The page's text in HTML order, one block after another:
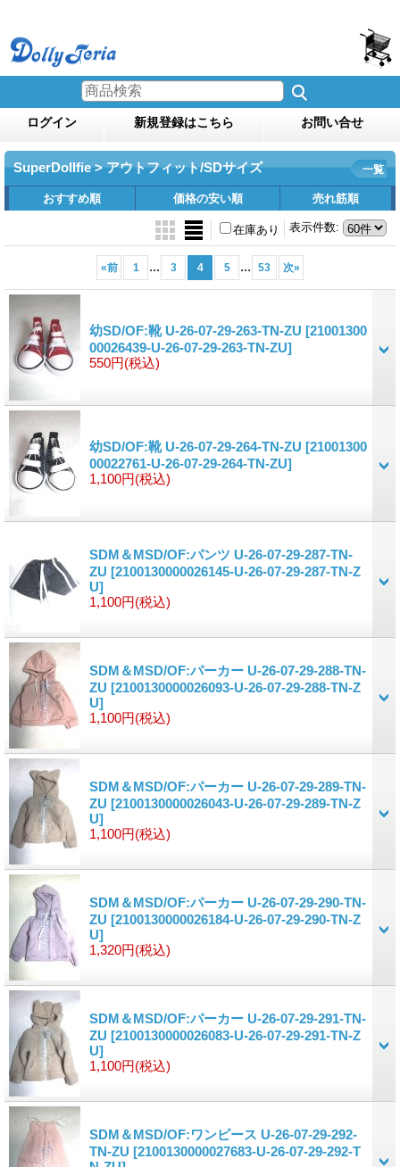
ログイン 新規登録はこちら お問い合せ
SuperDollfie > アウトフィット/SDサイズ 一覧
おすすめ順 価格の安い順 売れ筋順
表示件数:
在庫あり
«前 1 ... 3 4 5 ... 53 次»
幼SD/OF:靴 U-26-07-29-263-TN-ZU [21001300
00026439-U-26-07-29-263-TN-ZU]
550円(税込)
幼SD/OF:靴 U-26-07-29-264-TN-ZU [21001300
00022761-U-26-07-29-264-TN-ZU]
1,100円(税込)
SDM＆MSD/OF:パンツ U-26-07-29-287-TN-
ZU [2100130000026145-U-26-07-29-287-TN-Z
U]
1,100円(税込)
SDM＆MSD/OF:パーカー U-26-07-29-288-TN-
ZU [2100130000026093-U-26-07-29-288-TN-Z
U]
1,100円(税込)
SDM＆MSD/OF:パーカー U-26-07-29-289-TN-
ZU [2100130000026043-U-26-07-29-289-TN-Z
U]
1,100円(税込)
SDM＆MSD/OF:パーカー U-26-07-29-290-TN-
ZU [2100130000026184-U-26-07-29-290-TN-Z
U]
1,320円(税込)
SDM＆MSD/OF:パーカー U-26-07-29-291-TN-
ZU [2100130000026083-U-26-07-29-291-TN-Z
U]
1,100円(税込)
SDM＆MSD/OF:ワンピース U-26-07-29-292-
TN-ZU [2100130000027683-U-26-07-29-292-T